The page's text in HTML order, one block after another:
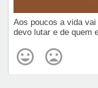
Aos poucos a vida
devo lutar e de quem